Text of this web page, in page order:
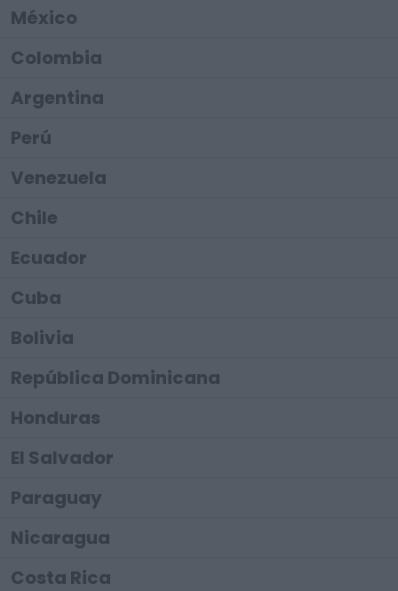
México
Colombia
Argentina
Perú
Venezuela
Chile
Ecuador
Cuba
Bolivia
República Dominicana
Honduras
El Salvador
Paraguay
Nicaragua
Costa Rica